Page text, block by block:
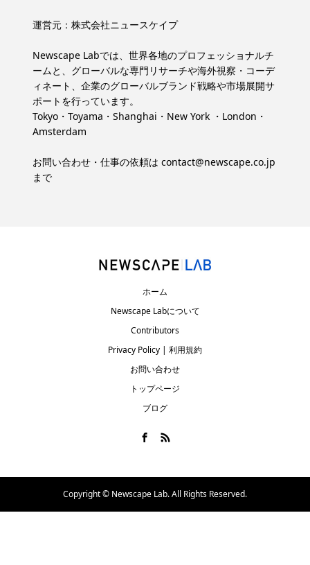
運営元： 株式会社ニュースケイプ
Newscape Labでは、世界各地のプロフェッショナルチ
ームと、グローバルな専門リサーチや海外視察・コーデ
ィネート、企業のグローバルブランド戦略や市場展開サ
ポートを行っています。
Tokyo・Toyama・Shanghai・New York ・London・
Amsterdam
お問い合わせ・仕事の依頼は contact@newscape.co.jp
まで
ホーム
Newscape Labについて
Contributors
Privacy Policy | 利用規約
お問い合わせ
トップページ
ブログ
Copyright © Newscape Lab. All Rights Reserved.